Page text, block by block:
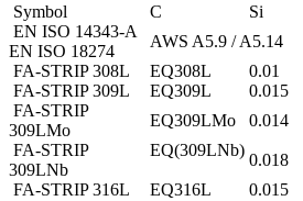
Symbol
C Si
EN ISO 14343-A
EN ISO 18274
AWS A5.9 / A5.14
FA-STRIP 308L
EQ308L 0.01
FA-STRIP 309L
EQ309L 0.015
FA-STRIP
309LMo
EQ309LMo 0.014
FA-STRIP
309LNb
EQ(309LNb)
0.018
FA-STRIP 316L
EQ316L 0.015